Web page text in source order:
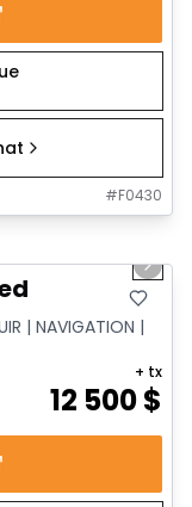
#F0430
Next
| NAVIGATION |
12 500$
+ tx